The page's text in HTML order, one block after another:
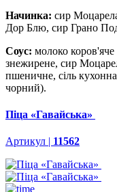
Начинка: сир
Дор Блю, сир Грано
Соус: молоко
знежирене, сир
пшеничне, сіль
чорний).
Піца «Гавайська»
Артикул | 11562